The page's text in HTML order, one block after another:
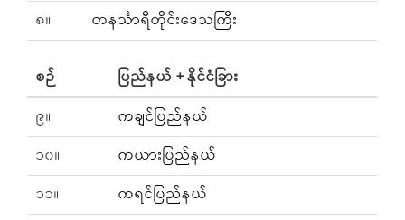
၈။
တနင်္သာရီတိုင်းဒေသကြီး
စဉ်
ပြည်နယ် + နိုင်ငံခြား
၉။
ကချင်ပြည်နယ်
၁၀။
ကယားပြည်နယ်
၁၁။
ကရင်ပြည်နယ်